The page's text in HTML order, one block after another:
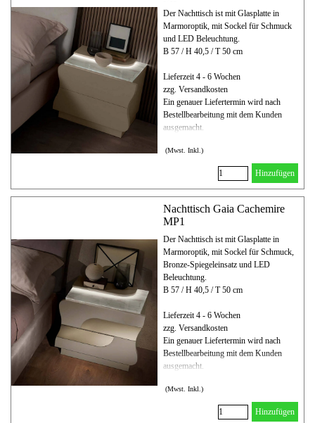
Der Nachttisch ist mit Glasplatte in
Marmoroptik, mit Sockel für Schmuck
und LED Beleuchtung.
B 57 / H 40,5 / T 50 cm
Lieferzeit 4 - 6 Wochen
zzg. Versandkosten
Ein genauer Liefertermin wird nach
Bestellbearbeitung mit dem Kunden
ausgemacht.
(Mwst. Inkl.)
Hinzufügen
Nachttisch Gaia Cachemire
MP1
Der Nachttisch ist mit Glasplatte in
Marmoroptik, mit Sockel für Schmuck,
Bronze-Spiegeleinsatz und LED
Beleuchtung.
B 57 / H 40,5 / T 50 cm
Lieferzeit 4 - 6 Wochen
zzg. Versandkosten
Ein genauer Liefertermin wird nach
Bestellbearbeitung mit dem Kunden
ausgemacht.
(Mwst. Inkl.)
Hinzufügen